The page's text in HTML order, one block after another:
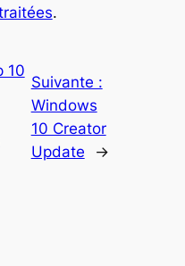
.
10
Suivante :
Windows
10 Creator
Update
→